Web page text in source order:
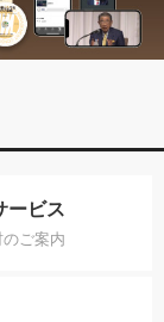
ービス
ご案内